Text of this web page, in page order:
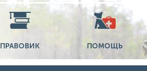
ПРАВОВИК ПОМОЩЬ